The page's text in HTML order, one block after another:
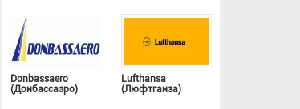
Donbassaero
(Донбассаэро)
Lufthansa
(Люфтганза)